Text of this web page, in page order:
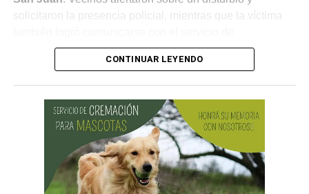
solicitaron la presencia policial, mientras que la víctima
emergencias para informar lo que estaba ocurriendo.
hombres le habían sustraído una bolsa con dinero en
efectivo y dos teléfonos celulares. En el lugar se
recuperó parte de los bienes robados y se detuvo al
primer involucrado.
CONTINUAR LEYENDO